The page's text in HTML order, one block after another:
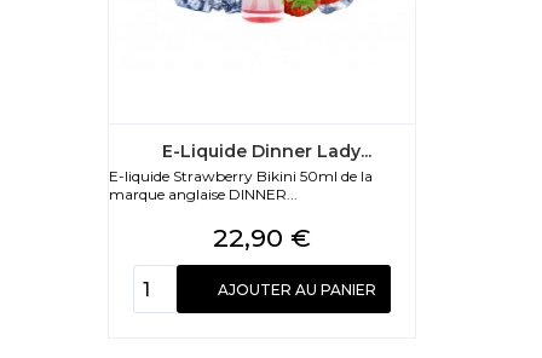
E-Liquide Dinner Lady...
E-liquide Strawberry Bikini 50ml de la
marque anglaise DINNER...
Prix
22,90 €
AJOUTER AU PANIER